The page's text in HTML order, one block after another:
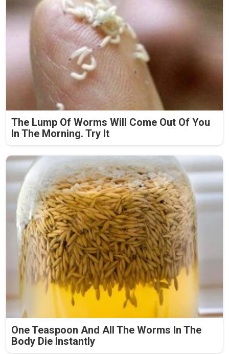
The Lump Of Worms Will Come Out Of You
In The Morning. Try It
One Teaspoon And All The Worms In The
Body Die Instantly